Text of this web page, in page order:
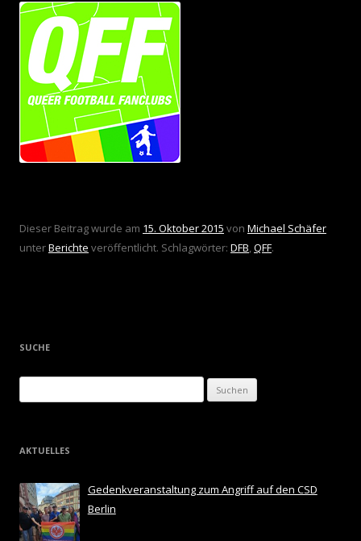
Dieser Beitrag wurde am 15. Oktober 2015 von Michael Schäfer
unterBerichte veröffentlicht. Schlagwörter: DFB,QFF.
SUCHE
nach:
AKTUELLES
Gedenkveranstaltung zum Angriff auf den CSD
Berlin